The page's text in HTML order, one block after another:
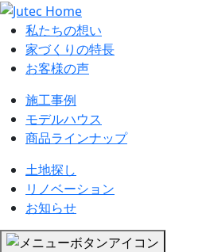
私たちの想い
家づくりの特長
お客様の声
施工事例
モデルハウス
商品ラインナップ
土地探し
リノベーション
お知らせ